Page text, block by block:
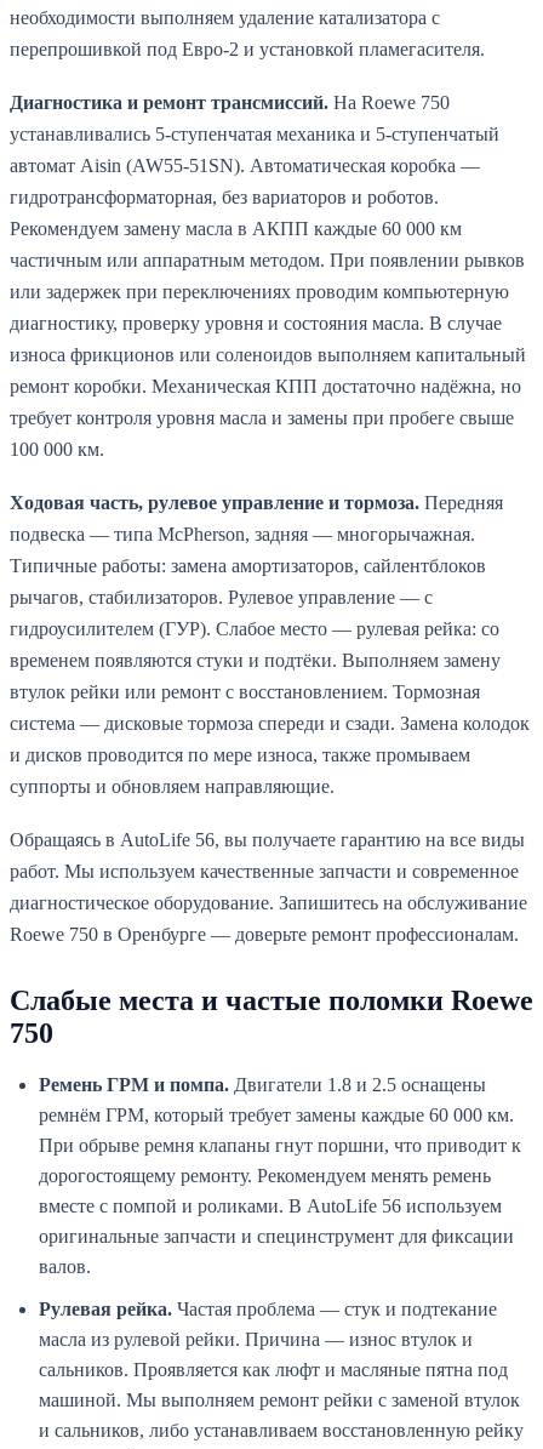
необходимости выполняем удаление катализатора с
перепрошивкой под Евро-2 и установкой пламегасителя.
Диагностика и ремонт трансмиссий. На Roewe 750
устанавливались 5-ступенчатая механика и 5-ступенчатый
автомат Aisin (AW55-51SN). Автоматическая коробка —
гидротрансформаторная, без вариаторов и роботов.
Рекомендуем замену масла в АКПП каждые 60 000 км
частичным или аппаратным методом. При появлении рывков
или задержек при переключениях проводим компьютерную
диагностику, проверку уровня и состояния масла. В случае
износа фрикционов или соленоидов выполняем капитальный
ремонт коробки. Механическая КПП достаточно надёжна, но
требует контроля уровня масла и замены при пробеге свыше
100 000 км.
Ходовая часть, рулевое управление и тормоза. Передняя
подвеска — типа McPherson, задняя — многорычажная.
Типичные работы: замена амортизаторов, сайлентблоков
рычагов, стабилизаторов. Рулевое управление — с
гидроусилителем (ГУР). Слабое место — рулевая рейка: со
временем появляются стуки и подтёки. Выполняем замену
втулок рейки или ремонт с восстановлением. Тормозная
система — дисковые тормоза спереди и сзади. Замена колодок
и дисков проводится по мере износа, также промываем
суппорты и обновляем направляющие.
Обращаясь в AutoLife 56, вы получаете гарантию на все виды
работ. Мы используем качественные запчасти и современное
диагностическое оборудование. Запишитесь на обслуживание
Roewe 750 в Оренбурге — доверьте ремонт профессионалам.
Слабые места и частые поломки Roewe
750
Ремень ГРМ и помпа. Двигатели 1.8 и 2.5 оснащены
ремнём ГРМ, который требует замены каждые 60 000 км.
При обрыве ремня клапаны гнут поршни, что приводит к
дорогостоящему ремонту. Рекомендуем менять ремень
вместе с помпой и роликами. В AutoLife 56 используем
оригинальные запчасти и специнструмент для фиксации
валов.
Рулевая рейка. Частая проблема — стук и подтекание
масла из рулевой рейки. Причина — износ втулок и
сальников. Проявляется как люфт и масляные пятна под
машиной. Мы выполняем ремонт рейки с заменой втулок
и сальников, либо устанавливаем восстановленную рейку